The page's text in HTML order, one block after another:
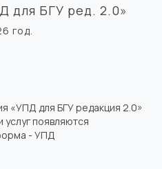
для БГУ ред. 2.0»
год.
«УПД для БГУ редакция 2.0»
услуг появляются
- УПД